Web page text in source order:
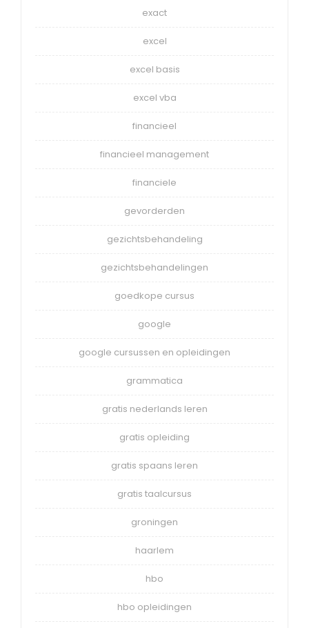
exact
excel
excel basis
excel vba
financieel
financieel management
financiele
gevorderden
gezichtsbehandeling
gezichtsbehandelingen
goedkope cursus
google
google cursussen en opleidingen
grammatica
gratis nederlands leren
gratis opleiding
gratis spaans leren
gratis taalcursus
groningen
haarlem
hbo
hbo opleidingen